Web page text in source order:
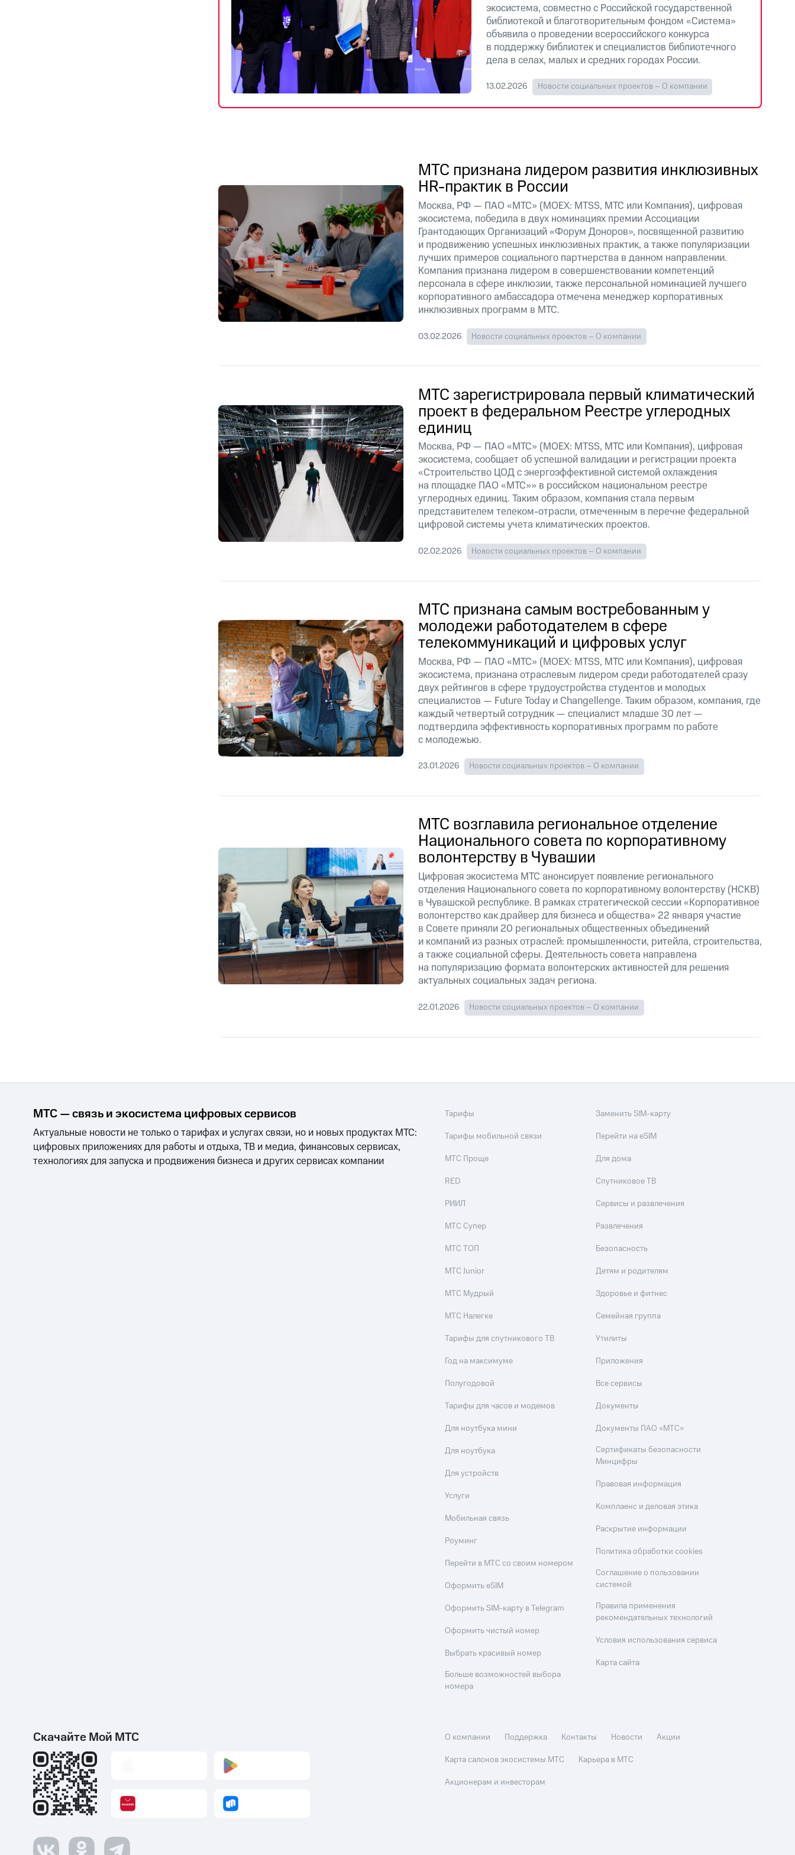
экосистема, совместно с Российской государственной
библиотекой и благотворительным фондом «Система»
объявила о проведении всероссийского конкурса
в поддержку библиотек и специалистов библиотечного
дела в селах, малых и средних городах России.
13.02.2026 Новости социальных проектов – О компании
МТС признана лидером развития инклюзивных
HR-практик в России
Москва, РФ — ПАО «МТС» (MOEX: MTSS, МТС или Компания), цифровая
экосистема, победила в двух номинациях премии Ассоциации
Грантодающих Организаций «Форум Доноров», посвященной развитию
и продвижению успешных инклюзивных практик, а также популяризации
лучших примеров социального партнерства в данном направлении.
Компания признана лидером в совершенствовании компетенций
персонала в сфере инклюзии, также персональной номинацией лучшего
корпоративного амбассадора отмечена менеджер корпоративных
инклюзивных программ в МТС.
03.02.2026 Новости социальных проектов – О компании
МТС зарегистрировала первый климатический
проект в федеральном Реестре углеродных
единиц
Москва, РФ — ПАО «МТС» (MOEX: MTSS, МТС или Компания), цифровая
экосистема, сообщает об успешной валидации и регистрации проекта
«Строительство ЦОД с энергоэффективной системой охлаждения
на площадке ПАО «МТС»» в российском национальном реестре
углеродных единиц. Таким образом, компания стала первым
представителем телеком-отрасли, отмеченным в перечне федеральной
цифровой системы учета климатических проектов.
02.02.2026 Новости социальных проектов – О компании
МТС признана самым востребованным у
молодежи работодателем в сфере
телекоммуникаций и цифровых услуг
Москва, РФ — ПАО «МТС» (MOEX: MTSS, МТС или Компания), цифровая
экосистема, признана отраслевым лидером среди работодателей сразу
двух рейтингов в сфере трудоустройства студентов и молодых
специалистов — Future Today и Changellenge. Таким образом, компания, где
каждый четвертый сотрудник — специалист младше 30 лет —
подтвердила эффективность корпоративных программ по работе
с молодежью.
23.01.2026 Новости социальных проектов – О компании
МТС возглавила региональное отделение
Национального совета по корпоративному
волонтерству в Чувашии
Цифровая экосистема МТС анонсирует появление регионального
отделения Национального совета по корпоративному волонтерству (НСКВ)
в Чувашской республике. В рамках стратегической сессии «Корпоративное
волонтерство как драйвер для бизнеса и общества» 22 января участие
в Совете приняли 20 региональных общественных объединений
и компаний из разных отраслей: промышленности, ритейла, строительства,
а также социальной сферы. Деятельность совета направлена
на популяризацию формата волонтерских активностей для решения
актуальных социальных задач региона.
22.01.2026 Новости социальных проектов – О компании
МТС — связь и экосистема цифровых сервисов
Актуальные новости не только о тарифах и услугах связи, но и новых продуктах МТС:
цифровых приложениях для работы и отдыха, ТВ и медиа, финансовых сервисах,
технологиях для запуска и продвижения бизнеса и других сервисах компании
Тарифы
Тарифы мобильной связи
МТС Проще
RED
РИИЛ
МТС Супер
МТС ТОП
МТС Junior
МТС Мудрый
МТС Налегке
Тарифы для спутникового ТВ
Год на максимуме
Полугодовой
Тарифы для часов и модемов
Для ноутбука мини
Для ноутбука
Для устройств
Услуги
Мобильная связь
Роуминг
Перейти в МТС со своим номером
Оформить eSIM
Оформить SIM-карту в Telegram
Оформить чистый номер
Выбрать красивый номер
Больше возможностей выбора
номера
Заменить SIM-карту
Перейти на eSIM
Для дома
Спутниковое ТВ
Сервисы и развлечения
Развлечения
Безопасность
Детям и родителям
Здоровье и фитнес
Семейная группа
Утилиты
Приложения
Все сервисы
Документы
Документы ПАО «МТС»
Сертификаты безопасности
Минцифры
Правовая информация
Комплаенс и деловая этика
Раскрытие информации
Политика обработки cookies
Соглашение о пользовании
системой
Правила применения
рекомендательных технологий
Условия использования сервиса
Карта сайта
Скачайте Мой МТС О компании Поддержка Контакты Новости
Акции
Карта салонов экосистемы МТС
Карьера в МТС
Акционерам и инвесторам